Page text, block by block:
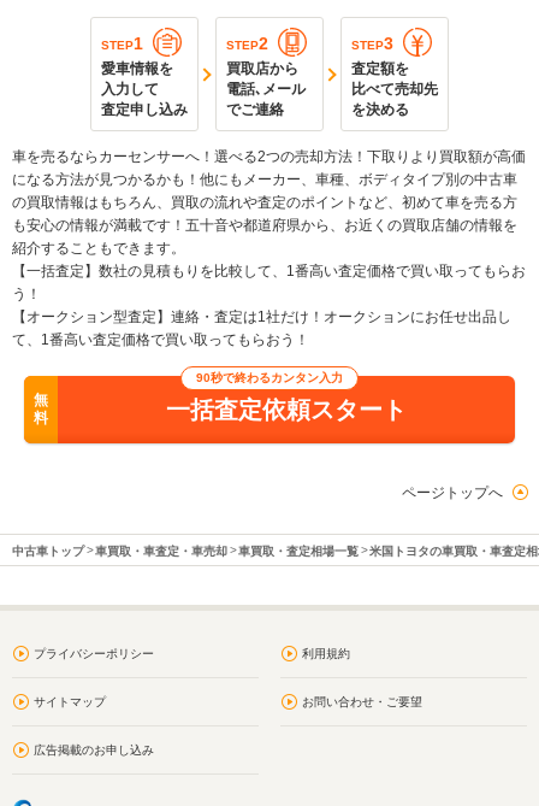
STEP1
愛車情報を
入力して
査定申し込み
STEP2
買取店から
電話､メール
でご連絡
STEP3
査定額を
比べて売却先
を決める
車を売るならカーセンサーへ！選べる2つの売却方法！下取りより買取額が高価
になる方法が見つかるかも！他にもメーカー、車種、ボディタイプ別の中古車
の買取情報はもちろん、買取の流れや査定のポイントなど、初めて車を売る方
も安心の情報が満載です！五十音や都道府県から、お近くの買取店舗の情報を
紹介することもできます。
【一括査定】数社の見積もりを比較して、1番高い査定価格で買い取ってもらお
う！
【オークション型査定】連絡・査定は1社だけ！オークションにお任せ出品し
て、1番高い査定価格で買い取ってもらおう！
無
料
90秒で終わるカンタン入力
一括査定依頼スタート
ページトップへ
中古車トップ 車買取・車査定・車売却 車買取・査定相場一覧 米国トヨタの車買取・車査定
プライバシーポリシー 利用規約
サイトマップ お問い合わせ・ご要望
広告掲載のお申し込み